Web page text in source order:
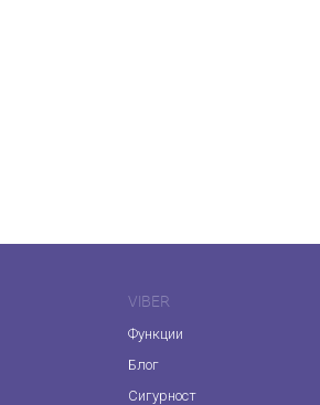
VIBER
Функции
Блог
Сигурност